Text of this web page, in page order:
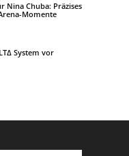
Nina Chuba: Präzises
Momente
System vor